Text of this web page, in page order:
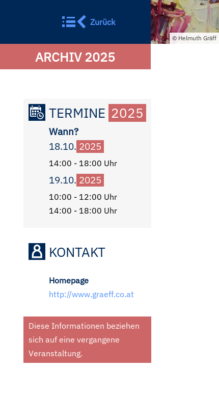
Zurück
ARCHIV 2025
Helmuth Gräff
TERMINE 2025
Wann?
18.10. 2025
14:00 - 18:00 Uhr
19.10. 2025
10:00 - 12:00 Uhr
14:00 - 18:00 Uhr
KONTAKT
Homepage
http://www.graeff.co.at
Diese Informationen beziehen
sich auf eine vergangene
Veranstaltung.